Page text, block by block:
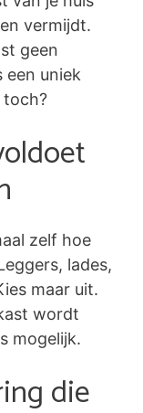
vermijdt.
geen
een uniek
toch?
zelf hoe
lades,
maar uit.
wordt
mogelijk.
die